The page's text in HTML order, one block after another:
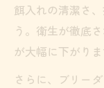
餌入れの清潔さ
う。衛生が徹底
が大幅に下がりま
さらに、ブリー